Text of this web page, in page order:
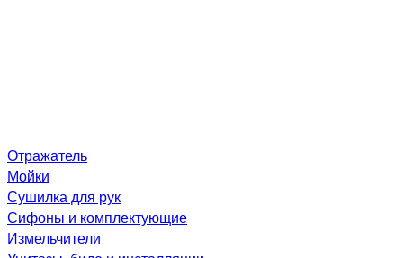
Отражатель
Мойки
Сушилка для рук
Сифоны и комплектующие
Измельчители